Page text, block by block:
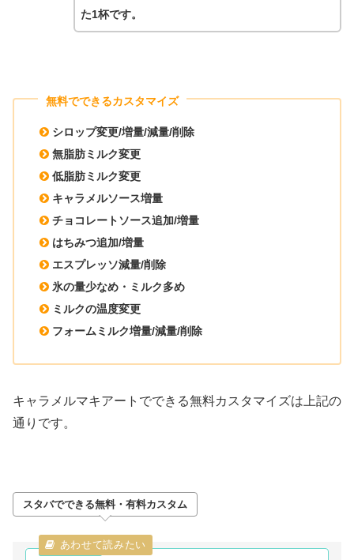
た1杯です。
無料でできるカスタマイズ
シロップ変更/増量/減量/削除
無脂肪ミルク変更
低脂肪ミルク変更
キャラメルソース増量
チョコレートソース追加/増量
はちみつ追加/増量
エスプレッソ減量/削除
氷の量少なめ・ミルク多め
ミルクの温度変更
フォームミルク増量/減量/削除
キャラメルマキアートでできる無料カスタマイズは上記の
通りです。
スタバでできる無料・有料カスタム